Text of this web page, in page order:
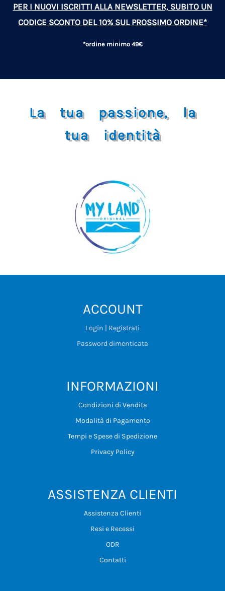
PER I NUOVI ISCRITTI ALLA NEWSLETTER, SUBITO UN
CODICE SCONTO DEL 10% SUL PROSSIMO ORDINE*
*ordine minimo 49€
La tua passione, la
tua identità
ACCOUNT
Login | Registrati
Password dimenticata
INFORMAZIONI
Condizioni di Vendita
Modalità di Pagamento
Tempi e Spese di Spedizione
Privacy Policy
ASSISTENZA CLIENTI
Assistenza Clienti
Resi e Recessi
ODR
Contatti